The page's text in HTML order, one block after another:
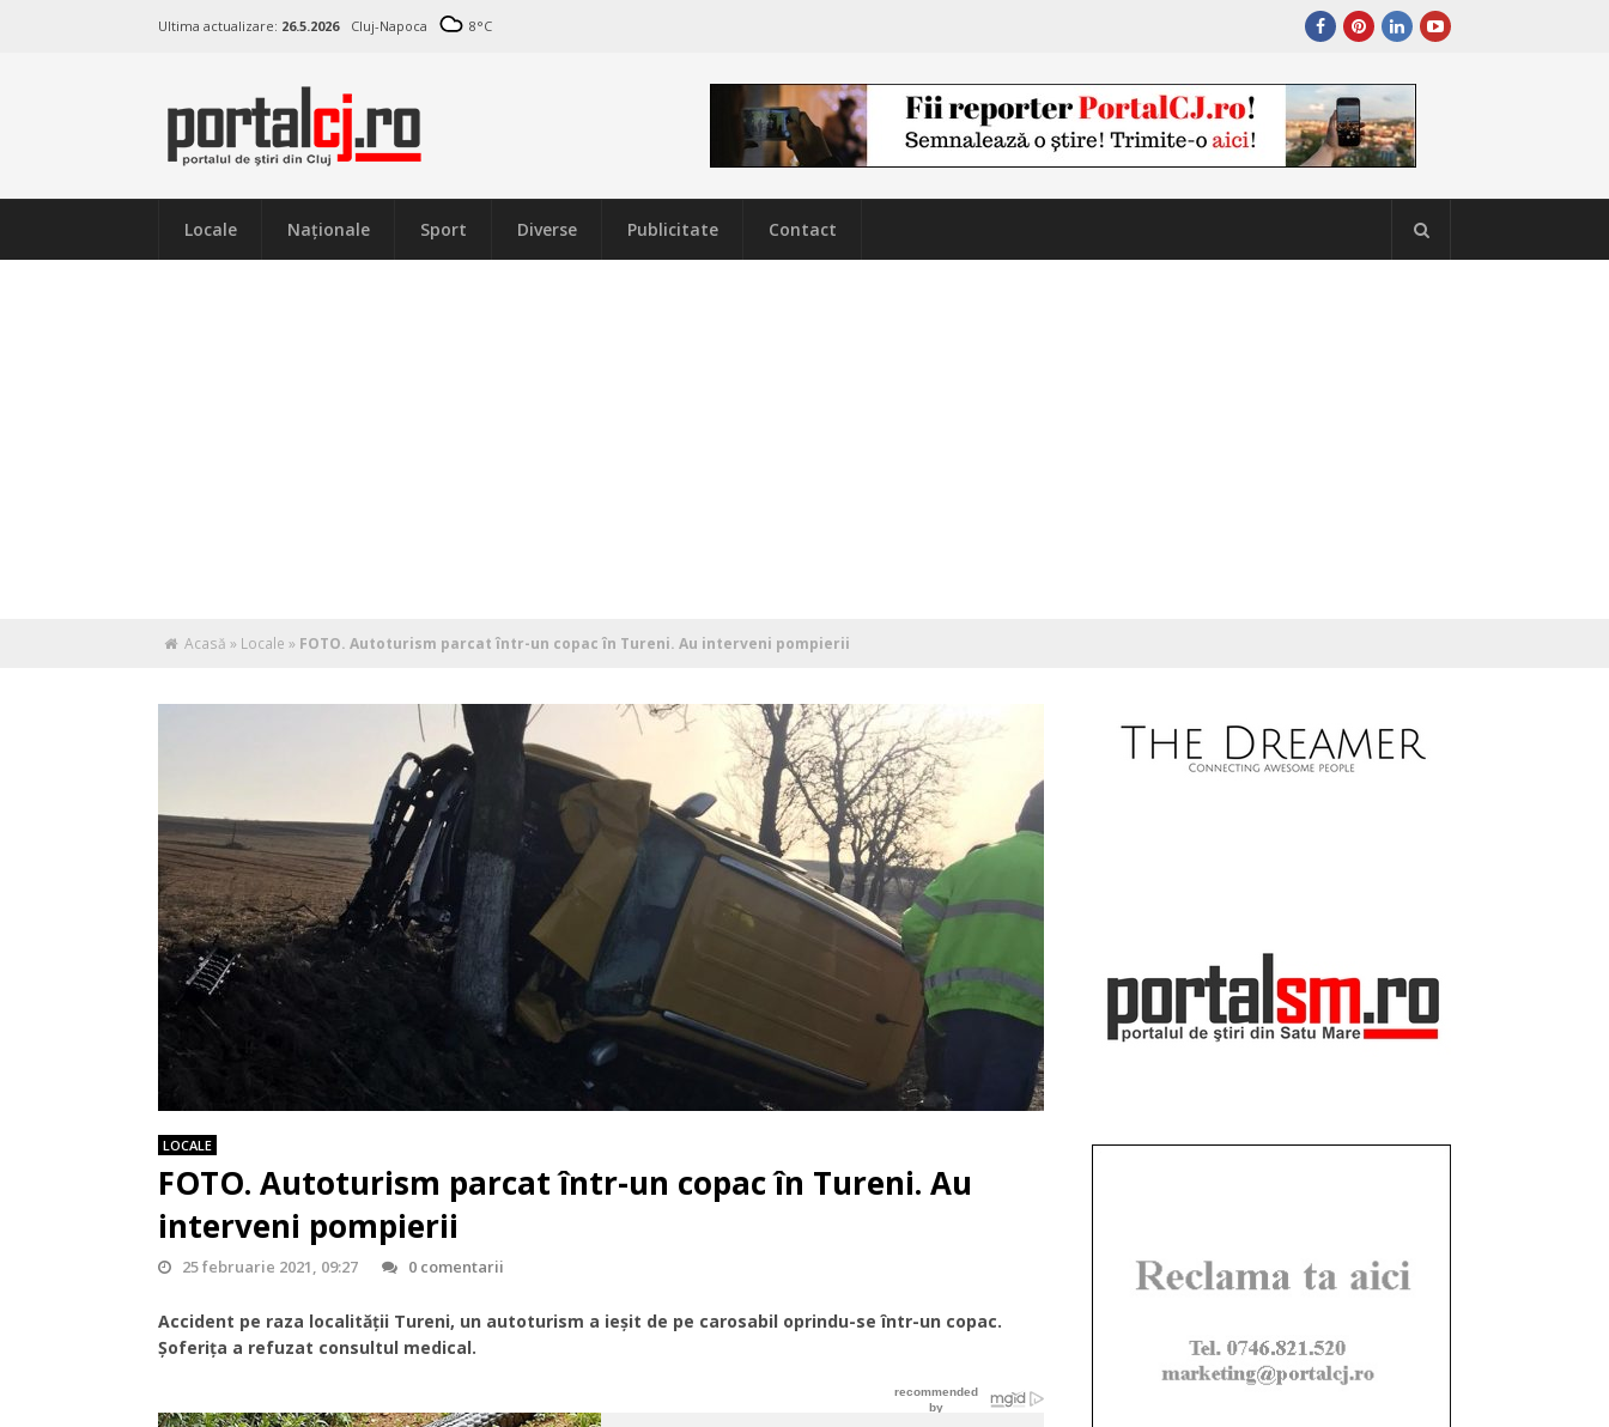
Ultima actualizare: 26.5.2026 Cluj-Napoca 8°C
Locale Naţionale Sport Diverse Publicitate Contact
Acasă » Locale » FOTO. Autoturism parcat într-un copac în Tureni. Au interveni pompierii
LOCALE
FOTO. Autoturism parcat într-un copac în Tureni. Au
interveni pompierii
25 februarie 2021, 09:27 0 comentarii
Accident pe raza localității Tureni, un autoturism a ieșit de pe carosabil oprindu-se într-un copac.
Șoferița a refuzat consultul medical.